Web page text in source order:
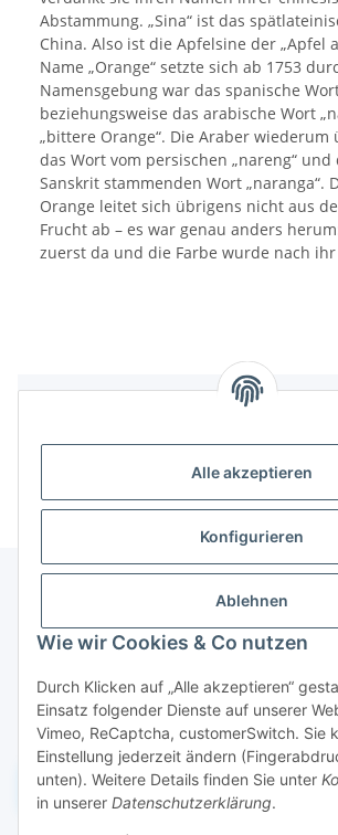
Alle akzeptieren
Konfigurieren
Ablehnen
Wie wir Cookies & Co nutzen
Durch Klicken auf „Alle akzeptieren“
Einsatz folgender Dienste auf unserer
Vimeo, ReCaptcha, customerSwitch. Sie
Einstellung jederzeit ändern
unten). Weitere Details finden Sie unter
in unserer Datenschutzerklärung.
Abstammung. „Sina“ ist das
China. Also ist die Apfelsine der „Apfel
Name „Orange“ setzte sich ab 1753
Namensgebung war das spanische
beziehungsweise das arabische Wort
„bittere Orange“. Die Araber wiederum
das Wort vom persischen „nareng“ und
Sanskrit stammenden Wort „naranga“.
Orange leitet sich übrigens nicht aus
Frucht ab – es war genau anders
zuerst da und die Farbe wurde nach
Informationen
Gesetzliche Informationen
Widerruf einreichen